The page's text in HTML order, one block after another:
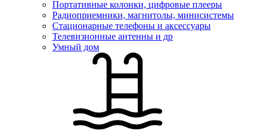
Портативные колонки, цифровые плееры
Радиоприемники, магнитолы, минисистемы
Стационарные телефоны и аксессуары
Телевизионные антенны и др
Умный дом